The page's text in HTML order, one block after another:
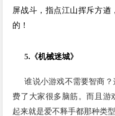
屏战斗，指点江山挥斥方遒
的！
5.《机械迷城》
谁说小游戏不需要智商
费了大家很多脑筋。而且游
起来就是爱不释手都那种类型